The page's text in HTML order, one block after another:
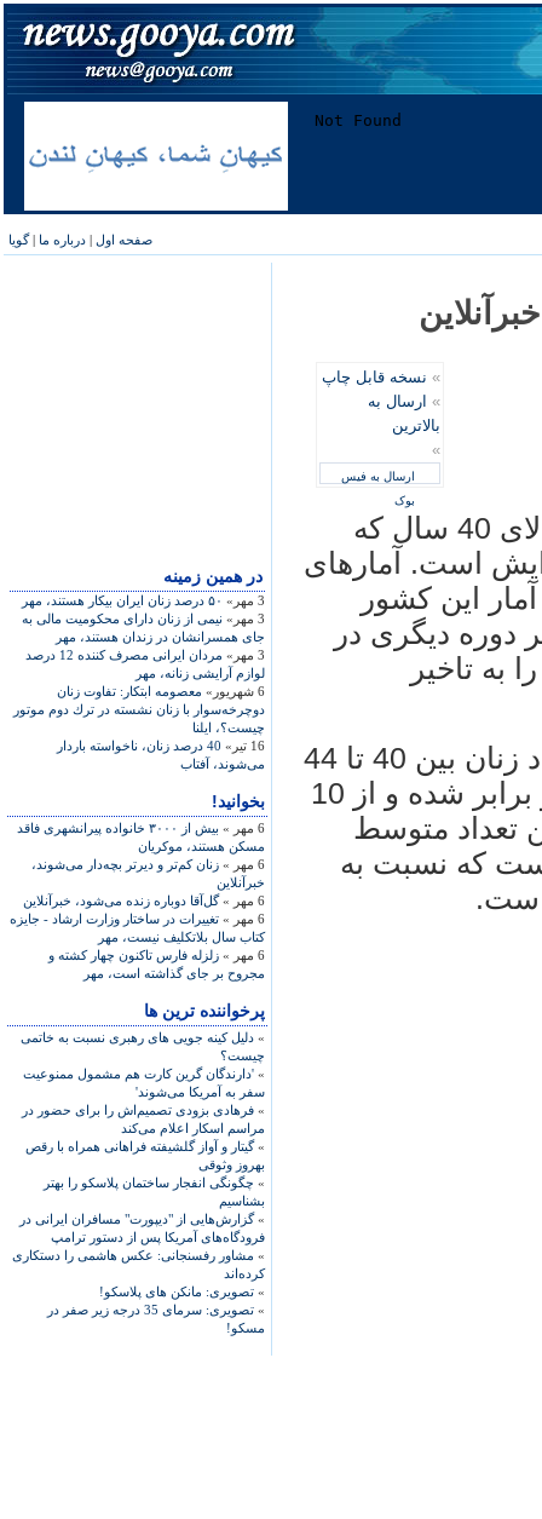
صفحه اول | درباره ما |گویا
در همين زمينه
3 مهر»
۵۰ درصد زنان ايران بيکار هستند، مهر
3 مهر»
نیمی از زنان دارای محکومیت مالی به
جای همسرانشان در زندان هستند، مهر
3 مهر»
مردان ایرانی مصرف کننده 12 درصد
لوازم آرایشی زنانه، مهر
6 شهریور»
معصومه ابتكار: تفاوت زنان
دوچرخه‌سوار با زنان نشسته در ترك دوم موتور
چيست؟، ایلنا
16 تیر»
40 درصد زنان، ناخواسته باردار
می‌شوند، آفتاب
بخوانید!
6 مهر »
بيش از ۳۰۰۰ خانواده پيرانشهری فاقد
مسکن هستند، موکريان
6 مهر »
زنان کم‌تر و دیرتر بچه‌دار می‌شوند،
خبرآنلاین
6 مهر »
گل‌آقا دوباره زنده می‌شود، خبرآنلاین
6 مهر »
تغییرات در ساختار وزارت ارشاد - جایزه
کتاب سال بلاتکلیف نیست، مهر
6 مهر »
زلزله فارس تاکنون چهار کشته و
مجروح بر جای گذاشته است، مهر
پرخواننده ترین ها
» دلیل کینه جویی های رهبری نسبت به خاتمی
چیست؟
» 'دارندگان گرین کارت هم مشمول ممنوعیت
سفر به آمریکا می‌شوند'
» فرهادی بزودی تصمیم‌اش را برای حضور در
مراسم اسکار اعلام می‌کند
»گیتار و آواز گلشیفته فراهانی همراه با رقص
بهروز وثوقی
» چگونگی انفجار ساختمان پلاسکو را بهتر
بشناسیم
»گزارش‌هایی از "دیپورت" مسافران ایرانی در
فرودگاه‌های آمریکا پس از دستور ترامپ
» مشاور رفسنجانی: عکس هاشمی را دستکاری
کرده‌اند
» تصویری: مانکن های پلاسکو!
»
تصویری: سرمای 35 درجه زیر صفر در
مسکو!
» نسخه قابل چاپ
» ارسال به
بالاترین
»
ارسال به فیس
بوک
برای مثال در کشور آمریکا تعداد زنان بالای 40 سال که
است. آمارهای
این کشور
دوره دیگری در
به تاخیر
برای مثال در طول 30 سال گذشته تعداد زنان بین 40 تا 44
سال بدون فرزند در این کشور تقریبا دو برابر شده و از 10
تعداد متوسط
زن به 1.9 رسیده است که نسبت به